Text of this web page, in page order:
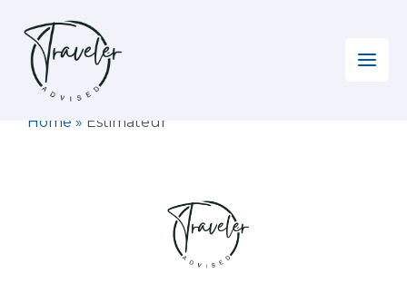
contenu
Home » Estimateur